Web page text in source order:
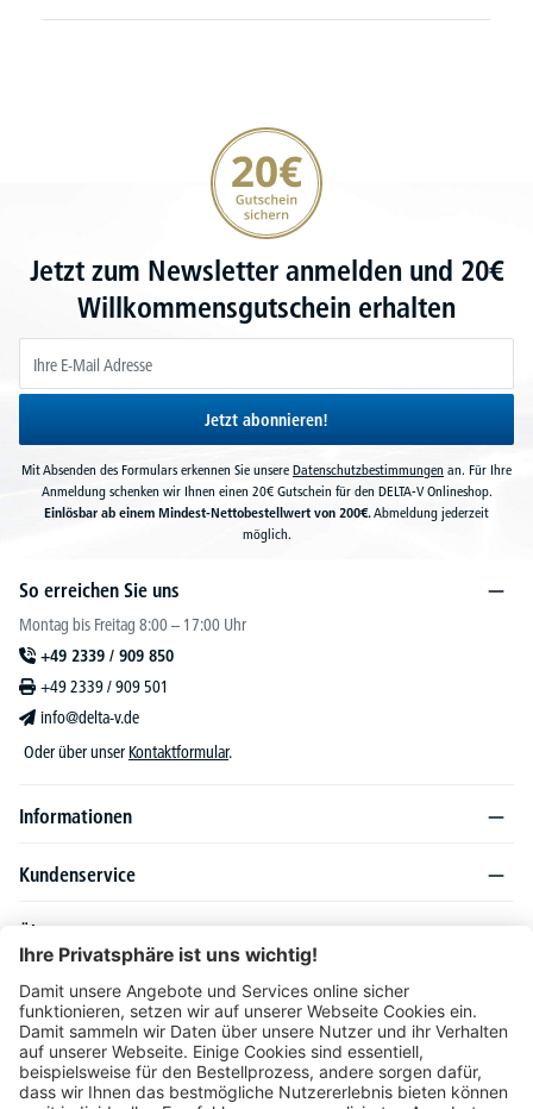
20€ Gutschein sichern
Jetzt zum Newsletter anmelden und 20€
Willkommensgutschein erhalten
Jetzt abonnieren!
Mit Absenden des Formulars erkennen Sie unsere Datenschutzbestimmungen an. Für Ihre
Anmeldung schenken wir Ihnen einen 20€ Gutschein für den DELTA-V Onlineshop.
Einlösbar ab einem Mindest-Nettobestellwert von 200€.Abmeldung jederzeit
möglich.
So erreichen Sie uns
Montag bis Freitag 8:00 – 17:00 Uhr
+49 2339 / 909 850
+49 2339 / 909 501
info@delta-v.de
Oder über unser Kontaktformular.
Informationen
Kundenservice
Über DELTA-V
Produktsortiment
Ratgeber